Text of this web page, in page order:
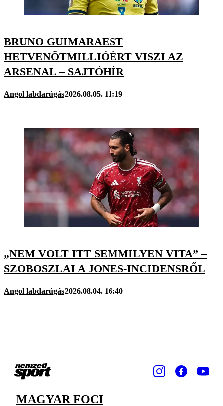
BRUNO GUIMARAEST
HETVENÖTMILLIÓÉRT VISZI AZ
ARSENAL – SAJTÓHÍR
Angol labdarúgás2026.08.05. 11:19
„NEM VOLT ITT SEMMILYEN VITA” –
SZOBOSZLAI A JONES-INCIDENSRŐL
Angol labdarúgás2026.08.04. 16:40
MAGYAR FOCI